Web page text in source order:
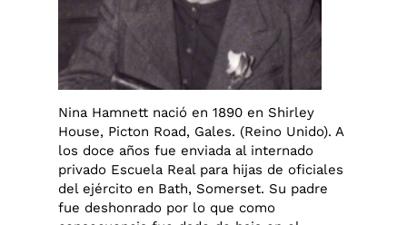
Nina Hamnett nació en 1890 en Shirley
House, Picton Road, Gales. (Reino Unido). A
los doce años fue enviada al internado
privado Escuela Real para hijas de oficiales
del ejército en Bath, Somerset. Su padre
fue deshonrado por lo que como